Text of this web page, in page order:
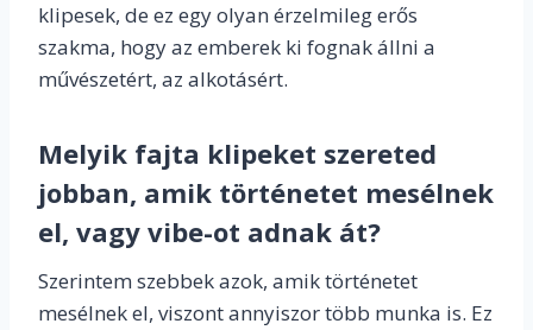
klipesek, de ez egy olyan érzelmileg erős
szakma, hogy az emberek ki fognak állni a
művészetért, az alkotásért.
Melyik fajta klipeket szereted
jobban, amik történetet mesélnek
el, vagy vibe-ot adnak át?
Szerintem szebbek azok, amik történetet
mesélnek el, viszont annyiszor több munka is. Ez